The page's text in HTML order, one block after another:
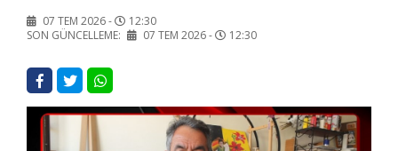
07 TEM 2026 -
12:30
SON GÜNCELLEME:
07 TEM 2026 - 12:30